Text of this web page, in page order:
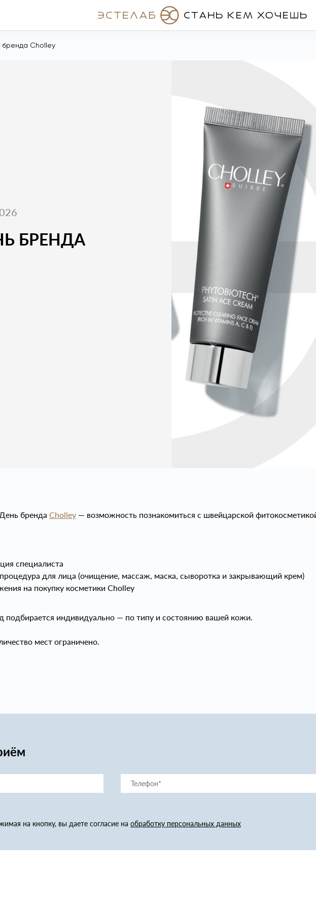
бренда Cholley
БРЕНДА
бренда Cholley — возможность познакомиться с швейцарской
специалиста
для лица (очищение, массаж, маска, сыворотка и закрывающий крем)
на покупку косметики Cholley
подбирается индивидуально — по типу и состоянию вашей кожи.
мест ограничено.
на кнопку, вы даете согласие на обработку персональных данных